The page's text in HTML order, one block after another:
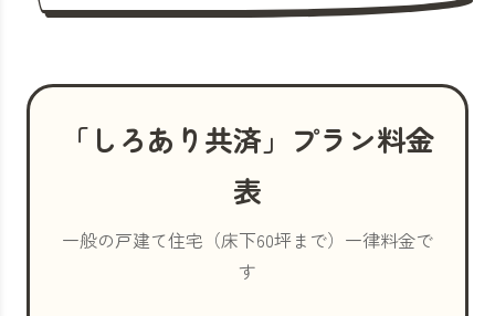
「しろあり共済」プラン料金
表
一般の戸建て住宅（床下60坪まで）一律料金で
す